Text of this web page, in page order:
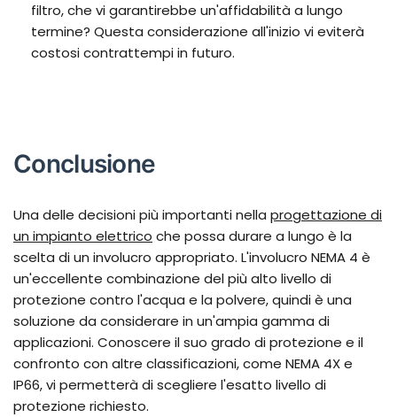
filtro, che vi garantirebbe un'affidabilità a lungo
termine? Questa considerazione all'inizio vi eviterà
costosi contrattempi in futuro.
Conclusione
Una delle decisioni più importanti nella progettazione di
un impianto elettrico che possa durare a lungo è la
scelta di un involucro appropriato. L'involucro NEMA 4 è
un'eccellente combinazione del più alto livello di
protezione contro l'acqua e la polvere, quindi è una
soluzione da considerare in un'ampia gamma di
applicazioni. Conoscere il suo grado di protezione e il
confronto con altre classificazioni, come NEMA 4X e
IP66, vi permetterà di scegliere l'esatto livello di
protezione richiesto.